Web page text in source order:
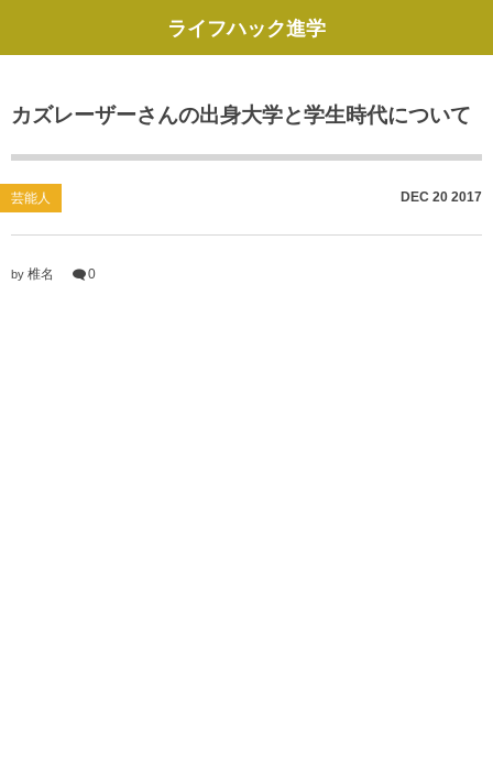
ライフハック進学
カズレーザーさんの出身大学と学生時代について
芸能人 DEC 20 2017
by 椎名 0